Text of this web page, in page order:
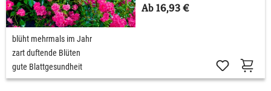
Ab 16,93 €
blüht mehrmals im Jahr
zart duftende Blüten
gute Blattgesundheit